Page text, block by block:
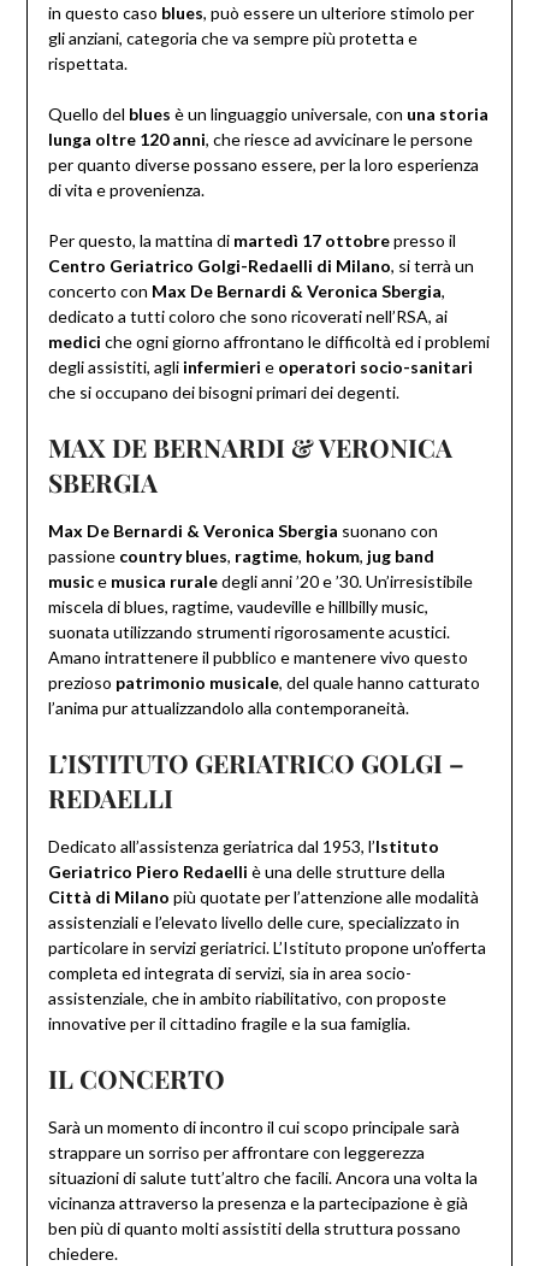
in questo caso blues, può essere un ulteriore stimolo per
gli anziani, categoria che va sempre più protetta e
rispettata.
Quello del blues è un linguaggio universale, con una storia
lunga oltre 120 anni, che riesce ad avvicinare le persone
per quanto diverse possano essere, per la loro esperienza
di vita e provenienza.
Per questo, la mattina di martedì 17 ottobrepresso il
Centro Geriatrico Golgi-Redaelli di Milano, si terrà un
concerto con Max De Bernardi & Veronica Sbergia,
dedicato a tutti coloro che sono ricoverati nell’RSA, ai
medici che ogni giorno affrontano le difficoltà ed i problemi
degli assistiti, agli infermieri e operatori socio-sanitari
che si occupano dei bisogni primari dei degenti.
MAX DE BERNARDI & VERONICA
SBERGIA
Max De Bernardi & Veronica Sbergia suonano con
passione country blues, ragtime, hokum, jug band
musice musica ruraledegli anni ’20 e ’30. Un’irresistibile
miscela di blues, ragtime, vaudeville e hillbilly music,
suonata utilizzando strumenti rigorosamente acustici.
Amano intrattenere il pubblico e mantenere vivo questo
prezioso patrimonio musicale, del quale hanno catturato
l’anima pur attualizzandolo alla contemporaneità.
L’ISTITUTO GERIATRICO GOLGI –
REDAELLI
Dedicato all’assistenza geriatrica dal 1953, l’Istituto
Geriatrico Piero Redaelli è una delle strutture della
Città di Milano più quotate per l’attenzione alle modalità
assistenziali e l’elevato livello delle cure, specializzato in
particolare in servizi geriatrici. L’Istituto propone un’offerta
completa ed integrata di servizi, sia in area socio-
assistenziale, che in ambito riabilitativo, con proposte
innovative per il cittadino fragile e la sua famiglia.
IL CONCERTO
Sarà un momento di incontro il cui scopo principale sarà
strappare un sorriso per affrontare con leggerezza
situazioni di salute tutt’altro che facili. Ancora una volta la
vicinanza attraverso la presenza e la partecipazione è già
ben più di quanto molti assistiti della struttura possano
chiedere.